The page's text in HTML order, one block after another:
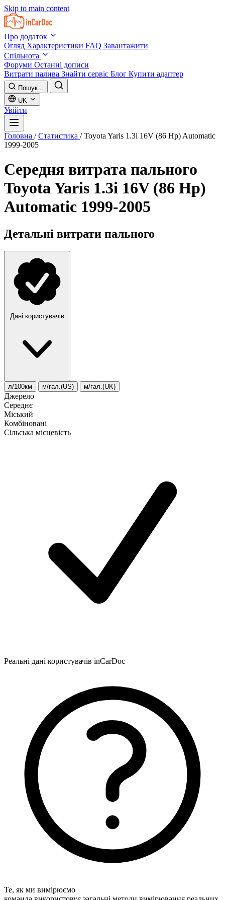
Skip to main content
Про додаток
Огляд Характеристики FAQ Завантажити
Спільнота
Форуми Останні дописи
Витрати палива Знайти сервіс Блог Купити адаптер
Пошук...
UK
Увійти
Головна / Статистика / Toyota Yaris 1.3i 16V (86 Hp) Automatic
1999-2005
Середня витрата пального
Toyota Yaris 1.3i 16V (86 Hp)
Automatic 1999-2005
Детальні витрати пального
Дані користувачів
л/100км м/гал.(US) м/гал.(UK)
Джерело
Середнє
Міський
Комбіновані
Сільська місцевість
Реальні дані користувачів inCarDoc
Те, як ми вимірюємо